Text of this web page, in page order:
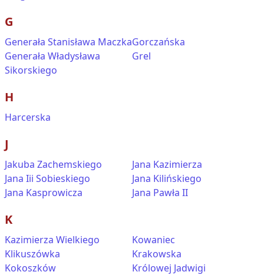
G
Generała Stanisława Maczka
Generała Władysława
Sikorskiego
Gorczańska
Grel
H
Harcerska
J
Jakuba Zachemskiego
Jana Iii Sobieskiego
Jana Kasprowicza
Jana Kazimierza
Jana Kilińskiego
Jana Pawła II
K
Kazimierza Wielkiego
Klikuszówka
Kokoszków
Kowaniec
Krakowska
Królowej Jadwigi